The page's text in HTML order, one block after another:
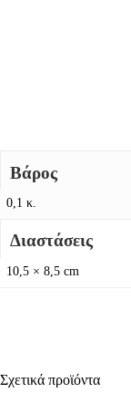
Βάρος
0,1 κ.
Διαστάσεις
10,5 × 8,5 cm
Σχετικά προϊόντα